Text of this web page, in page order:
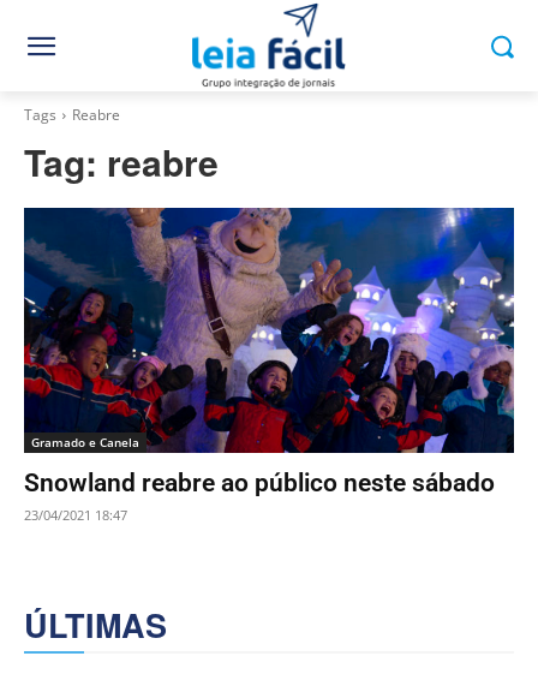
Tags Reabre
Tag: reabre
Gramado e Canela
Snowland reabre ao público neste sábado
23/04/2021 18:47
ÚLTIMAS